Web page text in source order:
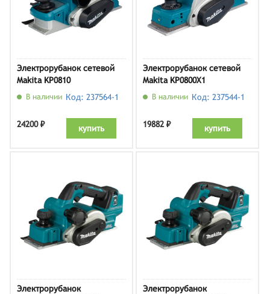
Электрорубанок сетевой
Makita KP0810
В наличии Код: 237564-1
24200 ₽ купить
Электрорубанок сетевой
Makita KP0800X1
В наличии Код: 237544-1
19882 ₽ купить
Электрорубанок
Электрорубанок